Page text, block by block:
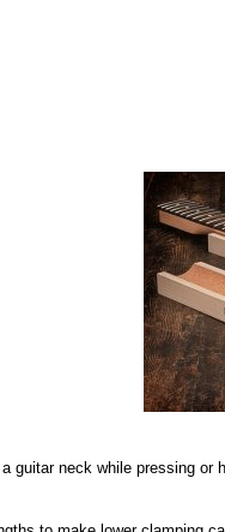
guitar neck while pressing or